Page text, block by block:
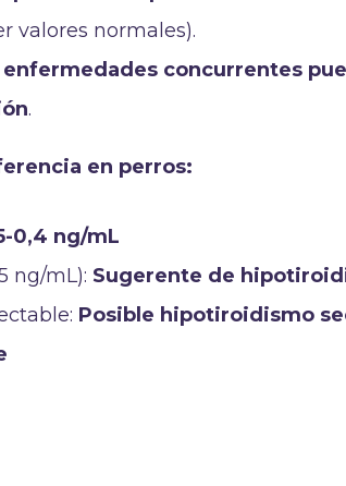
valores normales).
enfermedades concurrentes
.
en perros:
0,4 ng/mL
ng/mL): Sugerente de
Posible hipotiroidismo